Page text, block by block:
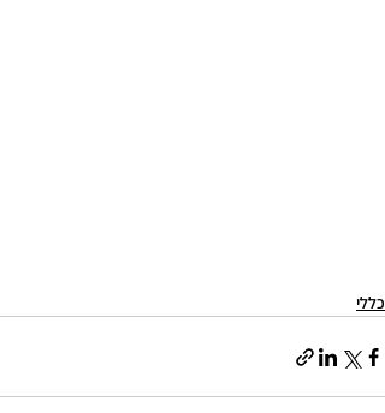
כללי